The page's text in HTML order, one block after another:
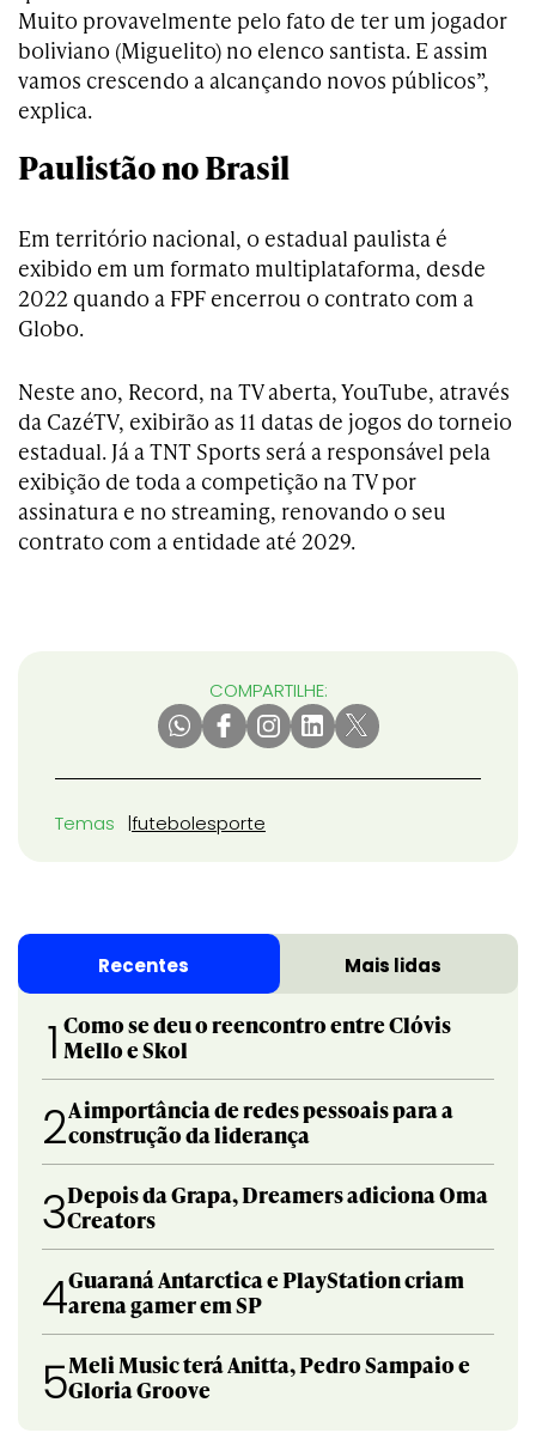
Muito provavelmente pelo fato de ter um jogador
boliviano (Miguelito) no elenco santista. E assim
vamos crescendo a alcançando novos públicos”,
explica.
Paulistão no Brasil
Em território nacional, o estadual paulista é
exibido em um formato multiplataforma, desde
2022 quando a FPF encerrou o contrato com a
Globo.
Neste ano, Record, na TV aberta, YouTube, através
da CazéTV, exibirão as 11 datas de jogos do torneio
estadual. Já a TNT Sports será a responsável pela
exibição de toda a competição na TV por
assinatura e no streaming, renovando o seu
contrato com a entidade até 2029.
COMPARTILHE:
Temas futebolesporte
Recentes Mais lidas
1 Como se deu o reencontro entre Clóvis
Mello e Skol
2A importância de redes pessoais para a
construção da liderança
3Depois da Grapa, Dreamers adiciona Oma
Creators
4Guaraná Antarctica e PlayStation criam
arena gamer em SP
5Meli Music terá Anitta, Pedro Sampaio e
Gloria Groove